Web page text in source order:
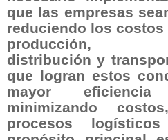
que las empresas
reduciendo los
producción,
distribución y
que logran estos
mayor
minimizando
procesos